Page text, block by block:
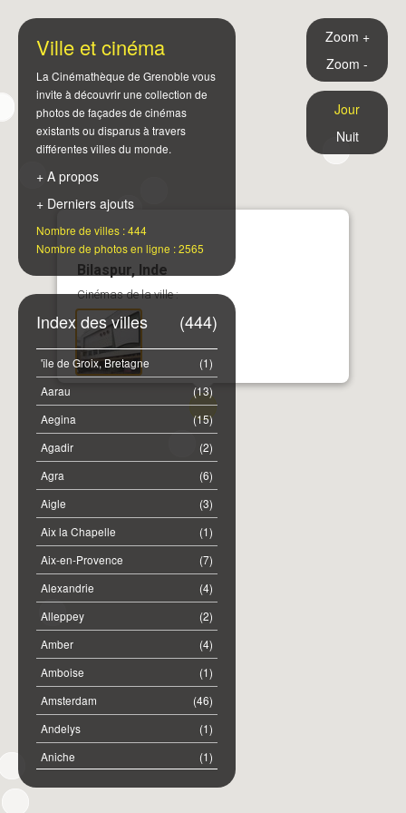
Bilaspur, Inde
Cinémas de la ville :
Ville et cinéma
La Cinémathèque de Grenoble vous
invite à découvrir une collection de
photos de façades de cinémas
existants ou disparus à travers
différentes villes du monde.
+ A propos
+ Derniers ajouts
Nombre de villes : 444
Nombre de photos en ligne : 2565
(444)
Index des villes
(1)
'île de Groix, Bretagne
(13)
Aarau
(15)
Aegina
(2)
Agadir
(6)
Agra
(3)
Aigle
(1)
Aix la Chapelle
(7)
Aix-en-Provence
(4)
Alexandrie
(2)
Alleppey
(4)
Amber
(1)
Amboise
(46)
Amsterdam
(1)
Andelys
(1)
Aniche
(2)
Annemasse
Zoom +
Zoom -
Jour
Nuit